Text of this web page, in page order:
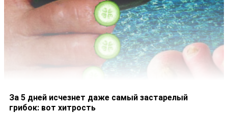
За 5 дней исчезнет даже самый застарелый
грибок: вот хитрость